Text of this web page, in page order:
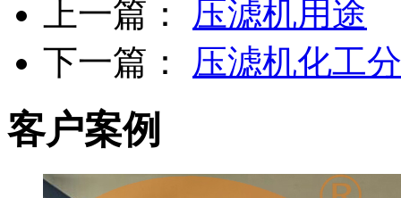
上一篇： 压滤机用途
下一篇： 压滤机化工
客户案例